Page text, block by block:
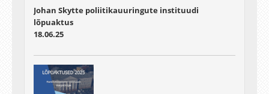
Johan Skytte poliitikauuringute instituudi
lõpuaktus
18.06.25